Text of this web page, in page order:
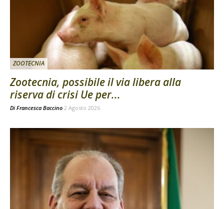
ZOOTECNIA
Zootecnia, possibile il via libera alla
riserva di crisi Ue per...
Di Francesca Baccino 2 Agosto 2026